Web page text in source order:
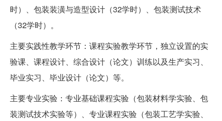
时）、包装装潢与造型设计（32学时）、包装测试技术
（32学时）。
主要实践性教学环节：课程实验教学环节，独立设置的实
验课、课程设计、综合设计（论文）训练以及生产实习、
毕业实习、毕业设计（论文）等。
主要专业实验：专业基础课程实验（包装材料学实验、包
装测试技术实验等）、专业课程实验（包装工艺学实验、